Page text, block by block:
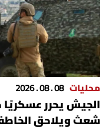
محليات 08 . 08 . 2026
الجيش يحرر
شعث ويلاحق